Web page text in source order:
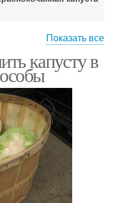
капуста
Капусты в средней
полосе
Поздний капуста
Показать все
капусту в